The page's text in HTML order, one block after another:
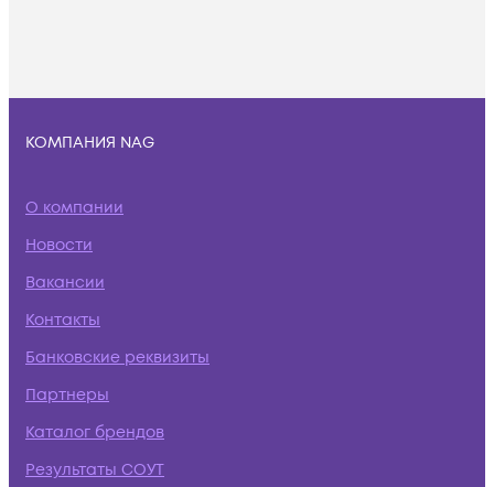
КОМПАНИЯ NAG
О компании
Новости
Вакансии
Контакты
Банковские реквизиты
Партнеры
Каталог брендов
Результаты СОУТ